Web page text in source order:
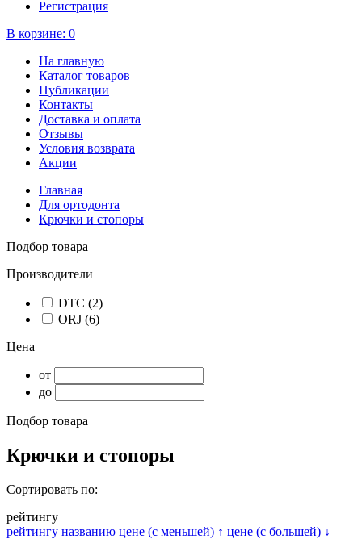
Регистрация
В корзине: 0
На главную
Каталог товаров
Публикации
Контакты
Доставка и оплата
Отзывы
Условия возврата
Акции
Главная
Для ортодонта
Крючки и стопоры
Подбор товара
Производители
DTC (2)
ORJ (6)
Цена
от
до
Подбор товара
Крючки и стопоры
Сортировать по:
рейтингу
рейтингу названию цене (с меньшей) ↑ цене (с большей) ↓